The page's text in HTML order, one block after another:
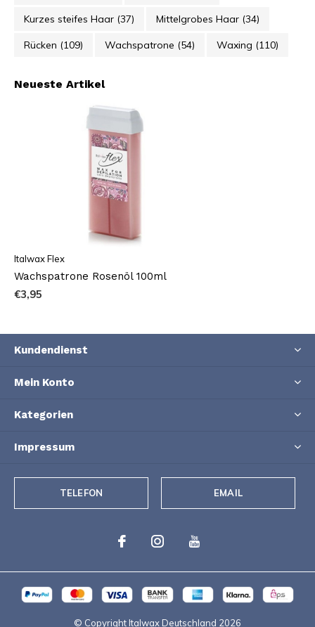
Kurzes steifes Haar (37) Mittelgrobes Haar (34)
Rücken (109) Wachspatrone (54) Waxing (110)
Neueste Artikel
Italwax Flex
Wachspatrone Rosenöl 100ml
€3,95
Kundendienst
Mein Konto
Kategorien
Impressum
TELEFON EMAIL
© Copyright Italwax Deutschland 2026